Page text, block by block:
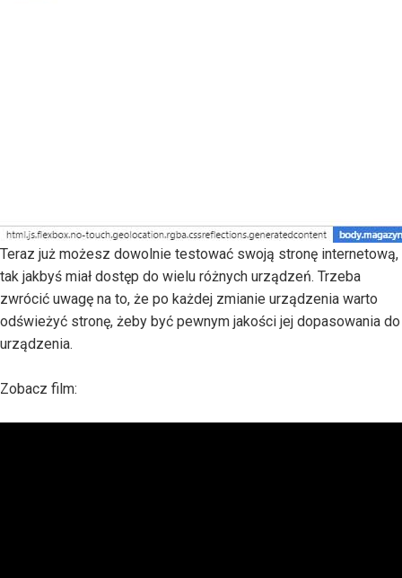
Teraz już możesz dowolnie testować swoją stronę internetową,
tak jakbyś miał dostęp do wielu różnych urządzeń. Trzeba
zwrócić uwagę na to, że po każdej zmianie urządzenia warto
odświeżyć stronę, żeby być pewnym jakości jej dopasowania do
urządzenia.
Zobacz film: